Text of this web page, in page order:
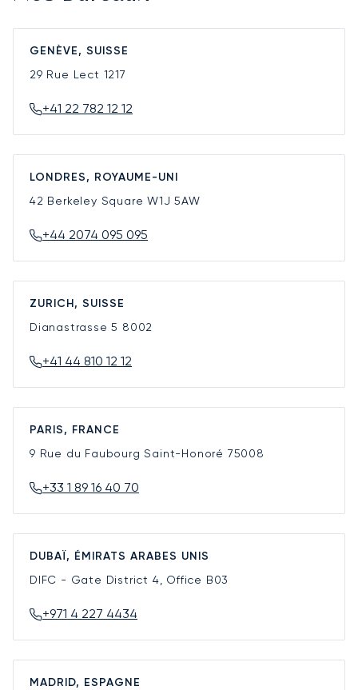
GENÈVE, SUISSE
29 Rue Lect 1217
+41 22 782 12 12
LONDRES, ROYAUME-UNI
42 Berkeley SquareW1J 5AW
+44 2074 095 095
ZURICH, SUISSE
Dianastrasse 5 8002
+41 44 810 12 12
PARIS, FRANCE
9 Rue du Faubourg Saint-Honoré 75008
+33 1 89 16 40 70
DUBAÏ, ÉMIRATS ARABES UNIS
DIFC - Gate District 4, Office B03
+971 4 227 4434
MADRID, ESPAGNE